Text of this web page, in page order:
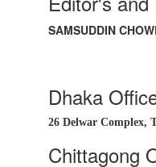
SAMSUDDIN
Dhaka
26 Delwar Complex,
Chittagong